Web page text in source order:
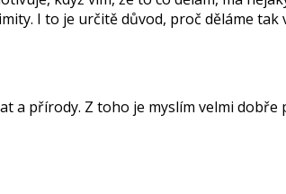
I to je určitě důvod, proč děláme
a přírody. Z toho je myslím velmi